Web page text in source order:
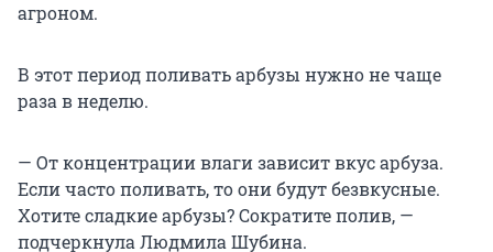
агроном.
В этот период поливать арбузы нужно не чаще
раза в неделю.
— От концентрации влаги зависит вкус арбуза.
Если часто поливать, то они будут безвкусные.
Хотите сладкие арбузы? Сократите полив, —
подчеркнула Людмила Шубина.